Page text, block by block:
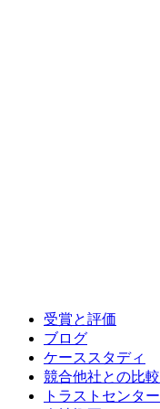
受賞と評価
ブログ
ケーススタディ
競合他社との比較
トラストセンター